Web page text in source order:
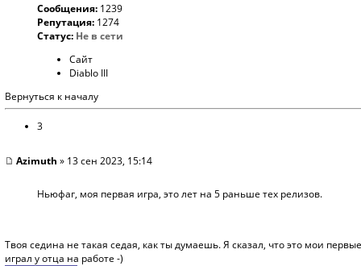
Сообщения: 1239
Репутация: 1274
Статус: Не в сети
Сайт
Diablo III
Вернуться к началу
3
Azimuth » 13 сен 2023, 15:14
Ньюфаг, моя первая игра, это лет на 5 раньше тех релизов.
Твоя седина не такая седая, как ты думаешь. Я сказал, что это мои
играл у отца на работе -)